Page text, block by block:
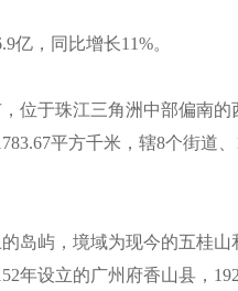
亿，同比增长11%。
位于珠江三角洲中部偏南
平方千米，辖8个街道
岛屿，境域为现今的五桂
年设立的广州府香山县，